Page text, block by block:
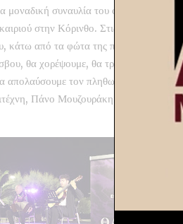
μοναδική συναυλία του φετινού
στην Κόρινθο. Στις 9.00 το
κάτω από τα φώτα της πλατείας του
θα χορέψουμε, θα τραγουδήσουμε
απολαύσουμε τον πληθωρικό
Πάνο Μουζουράκη.